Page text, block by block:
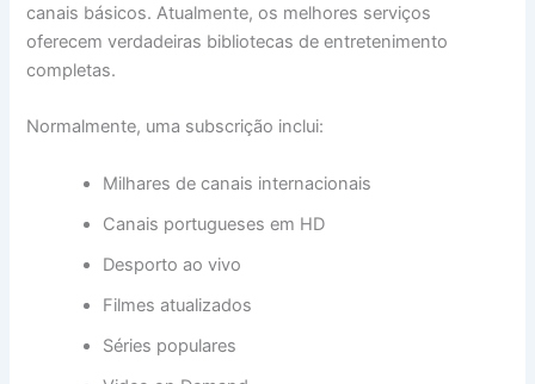
canais básicos. Atualmente, os melhores serviços
oferecem verdadeiras bibliotecas de entretenimento
completas.
Normalmente, uma subscrição inclui:
Milhares de canais internacionais
Canais portugueses em HD
Desporto ao vivo
Filmes atualizados
Séries populares